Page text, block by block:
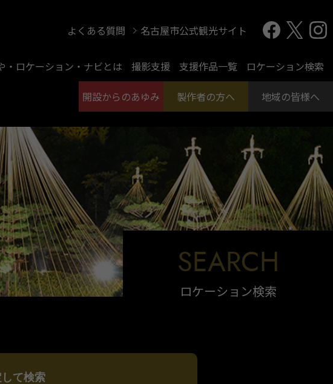
よくある質問 名古屋市公式観光サイト
・ロケーション・ナビとは 撮影支援 支援作品一覧 ロケーション検索
開設からのあゆみ 製作者の方へ 地域の皆様へ
SEARCH
ロケーション検索
て検索